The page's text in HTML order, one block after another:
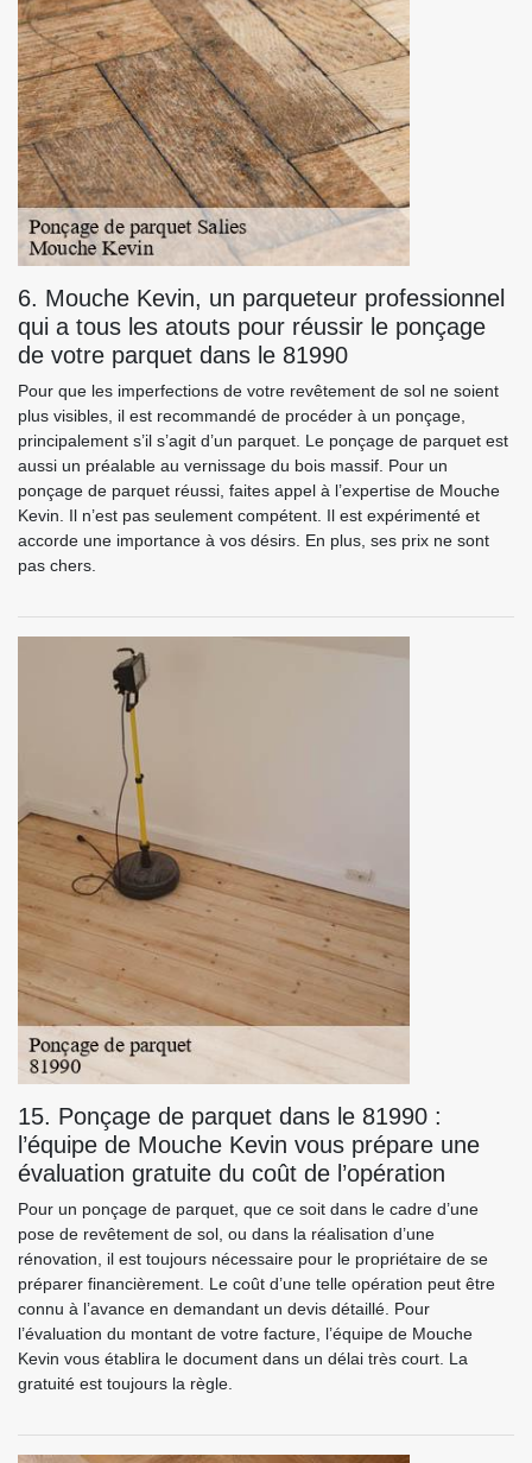
6. Mouche Kevin, un parqueteur professionnel
qui a tous les atouts pour réussir le ponçage
de votre parquet dans le 81990
Pour que les imperfections de votre revêtement de sol ne soient
plus visibles, il est recommandé de procéder à un ponçage,
principalement s’il s’agit d’un parquet. Le ponçage de parquet est
aussi un préalable au vernissage du bois massif. Pour un
ponçage de parquet réussi, faites appel à l’expertise de Mouche
Kevin. Il n’est pas seulement compétent. Il est expérimenté et
accorde une importance à vos désirs. En plus, ses prix ne sont
pas chers.
15. Ponçage de parquet dans le 81990 :
l’équipe de Mouche Kevin vous prépare une
évaluation gratuite du coût de l’opération
Pour un ponçage de parquet, que ce soit dans le cadre d’une
pose de revêtement de sol, ou dans la réalisation d’une
rénovation, il est toujours nécessaire pour le propriétaire de se
préparer financièrement. Le coût d’une telle opération peut être
connu à l’avance en demandant un devis détaillé. Pour
l’évaluation du montant de votre facture, l’équipe de Mouche
Kevin vous établira le document dans un délai très court. La
gratuité est toujours la règle.